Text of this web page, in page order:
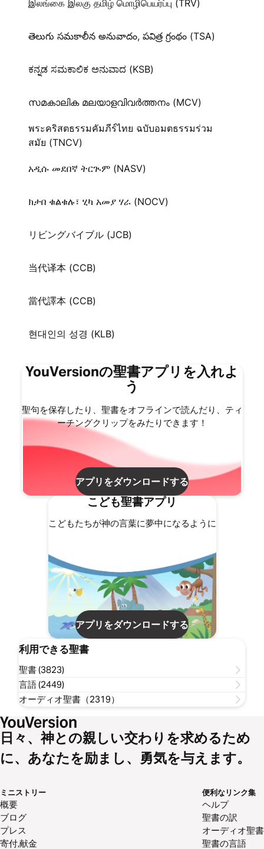
இலங்கை இலகு தமிழ் மொழிபெயர்ப்பு (TRV)
తెలుగు సమకాలీన అనువాదం, పవిత్ర గ్రంథం (TSA)
ಕನ್ನಡ ಸಮಕಾಲಿಕ ಅನುವಾದ (KSB)
സമകാലിക മലയാളവിവർത്തനം (MCV)
พระคริสตธรรมคัมภีร์ไทย ฉบับอมตธรรมร่วม
สมัย (TNCV)
አዲሱ መደበኛ ትርጒም (NASV)
ክታበ ቁልቁሉ፣ ሂካ አመያ ሃራ (NOCV)
リビングバイブル (JCB)
当代译本 (CCB)
當代譯本 (CCB)
현대인의 성경 (KLB)
YouVersionの聖書アプリを入れよ
う
聖句を保存したり、聖書をオフラインで読んだり、ティ
ーチングクリップをみたりできます！
アプリをダウンロードする
こども聖書アプリ
こどもたちが神の言葉に夢中になるように
アプリをダウンロードする
利用できる聖書
聖書 (3823)
言語 (2449)
オーディオ聖書（2319）
日々、神との親しい交わりを求めるため
に、あなたを励まし、勇気を与えます。
ミニストリー
概要
ブログ
プレス
寄付,献金
便利なリンク集
ヘルプ
聖書の訳
オーディオ聖書
聖書の言語